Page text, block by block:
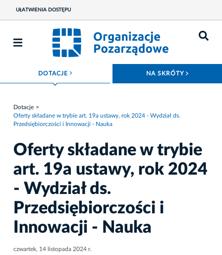
UŁATWIENIA DOSTĘPU
DOTACJE ROZWIŃ MENU NA SKRÓTY
Dotacje
Oferty składane w trybie art. 19a ustawy, rok 2024 - Wydział ds.
Przedsiębiorczości i Innowacji - Nauka
Oferty składane w trybie
art. 19a ustawy, rok 2024
- Wydział ds.
Przedsiębiorczości i
Innowacji - Nauka
czwartek, 14 listopada 2024 r.